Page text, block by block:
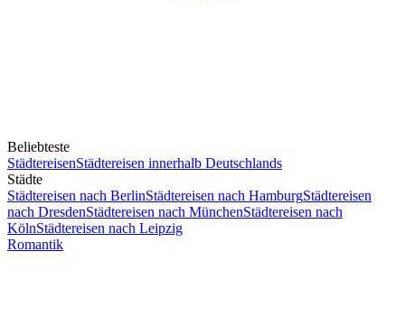
Beliebteste
StädtereisenStädtereisen innerhalb Deutschlands
Städte
Städtereisen nach BerlinStädtereisen nach HamburgStädtereisen
nach DresdenStädtereisen nach MünchenStädtereisen nach
KölnStädtereisen nach Leipzig
Romantik